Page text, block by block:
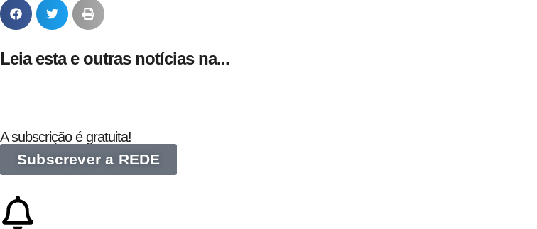
Leia esta e outras notícias na...
A subscrição é gratuita!
Subscrever a REDE